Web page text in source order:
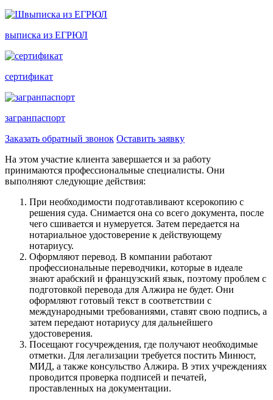
выписка из ЕГРЮЛ
сертификат
загранпаспорт
Заказать обратный звонок Оставить заявку
На этом участие клиента завершается и за работу
принимаются профессиональные специалисты. Они
выполняют следующие действия:
При необходимости подготавливают ксерокопию с
решения суда. Снимается она со всего документа, после
чего сшивается и нумеруется. Затем передается на
нотариальное удостоверение к действующему
нотариусу.
Оформляют перевод. В компании работают
профессиональные переводчики, которые в идеале
знают арабский и французский язык, поэтому проблем с
подготовкой перевода для Алжира не будет. Они
оформляют готовый текст в соответствии с
международными требованиями, ставят свою подпись, а
затем передают нотариусу для дальнейшего
удостоверения.
Посещают госучреждения, где получают необходимые
отметки. Для легализации требуется постить Минюст,
МИД, а также консульство Алжира. В этих учреждениях
проводится проверка подписей и печатей,
проставленных на документации.